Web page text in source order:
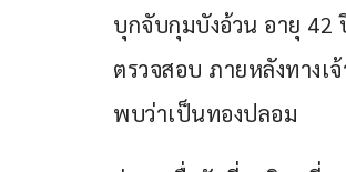
บุกจับกุมบังอ้วน อายุ
ตรวจสอบ ภายหลังทาง
พบว่าเป็นทองปลอม